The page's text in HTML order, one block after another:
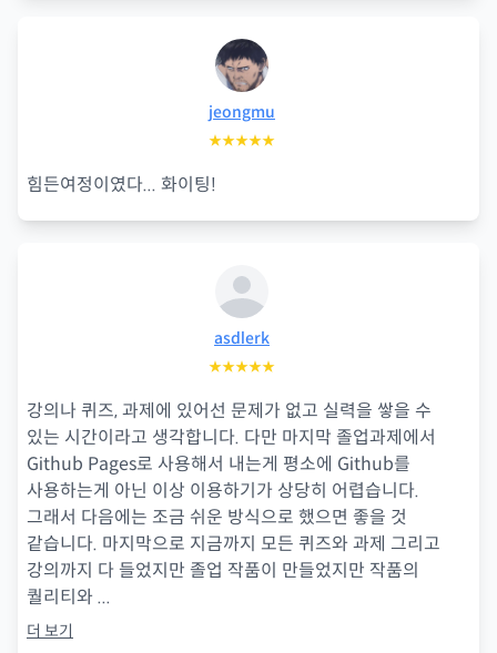
jeongmu
★★★★★
힘든여정이였다... 화이팅!
asdlerk
★★★★★
강의나 퀴즈, 과제에 있어선 문제가 없고 실력을 쌓을 수
있는 시간이라고 생각합니다. 다만 마지막 졸업과제에서
Github Pages로 사용해서 내는게 평소에 Github를
사용하는게 아닌 이상 이용하기가 상당히 어렵습니다.
그래서 다음에는 조금 쉬운 방식으로 했으면 좋을 것
같습니다. 마지막으로 지금까지 모든 퀴즈와 과제 그리고
강의까지 다 들었지만 졸업 작품이 만들었지만 작품의
퀄리티와...
더 보기